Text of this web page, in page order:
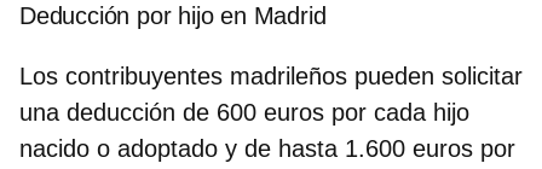
Deducción por hijo en Madrid
Los contribuyentes madrileños pueden solicitar
una deducción de 600 euros por cada hijo
nacido o adoptado y de hasta 1.600 euros por